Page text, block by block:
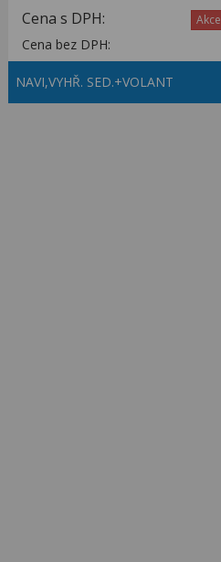
Cena s DPH: Akce
Cena bez DPH:
NAVI,VYHŘ. SED.+VOLANT